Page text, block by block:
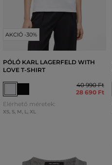
AKCIÓ -30%
PÓLÓ KARL LAGERFELD WITH
LOVE T-SHIRT
40 990 Ft
28 690 Ft
Elérhető méretek:
XS, S, M, L, XL